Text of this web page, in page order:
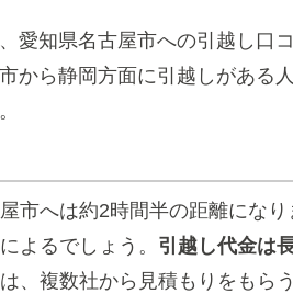
愛知県名古屋市への引越し口コ
から静岡方面に引越しがある
市へは約2時間半の距離にな
よるでしょう。 引越し代金は
、複数社から見積もりをもら